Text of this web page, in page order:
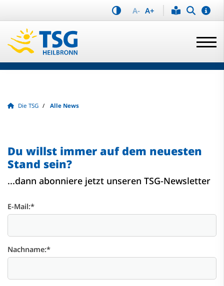
A- A+
Die TSG Alle News
Du willst immer auf dem neuesten
Stand sein?
...dann abonniere jetzt unseren TSG-Newsletter
E-Mail:*
Nachname:*